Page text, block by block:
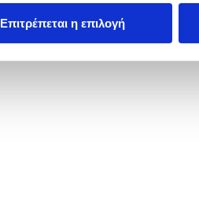
Επιτρέπεται η επιλογή